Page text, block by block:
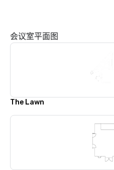
会议室平面图
The Lawn